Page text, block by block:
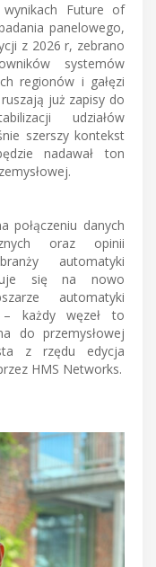
Future of
panelowego,
z 2026 r, zebrano
systemów
regionów i gałęzi
już zapisy do
udziałów
szerszy kontekst
nadawał ton
połączeniu danych
oraz opinii
automatyki
się na nowo
automatyki
– każdy węzeł to
do przemysłowej
z rzędu edycja
HMS Networks.